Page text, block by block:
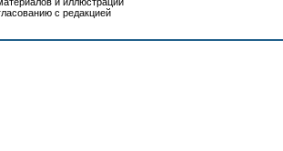
с редакцией